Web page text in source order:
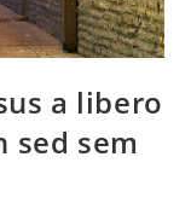
a libero
sed sem